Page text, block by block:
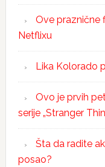
Ove praznične
Netflixu
Lika Kolorado
Ovo je prvih
serije „Stranger
Šta da radite
posao?